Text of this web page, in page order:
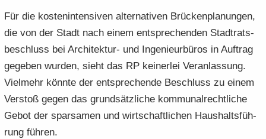
Für die kos­ten­in­ten­si­ven al­ter­na­ti­ven Brü­cken­pla­nun­gen,
die von der Stadt nach einem ent­spre­chen­den Stadt­rats­
be­schluss bei Architektur-​ und In­ge­nieur­bü­ros in Auf­trag
ge­ge­ben wur­den, sieht das RP kei­ner­lei Ver­an­las­sung.
Viel­mehr könn­te der ent­spre­chen­de Be­schluss zu einem
Ver­stoß gegen das grund­sätz­li­che kom­mu­nal­recht­li­che
Gebot der spar­sa­men und wirt­schaft­li­chen Haus­halts­füh­
rung füh­ren.